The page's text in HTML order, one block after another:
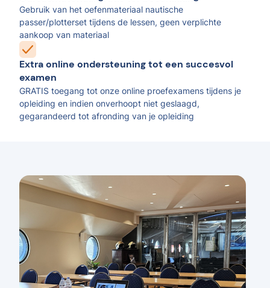
Gebruik van het oefenmateriaal nautische
passer/plotterset tijdens de lessen, geen verplichte
aankoop van materiaal
Extra online ondersteuning tot een succesvol
examen
GRATIS toegang tot onze online proefexamens tijdens je
opleiding en indien onverhoopt niet geslaagd,
gegarandeerd tot afronding van je opleiding